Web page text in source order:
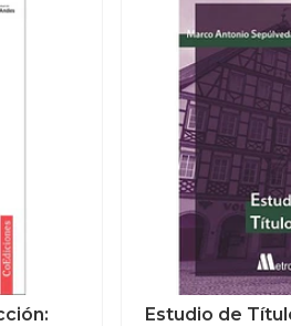
Estudio de